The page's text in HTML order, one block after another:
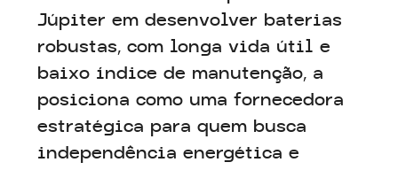
Júpiter em desenvolver baterias
robustas, com longa vida útil e
baixo índice de manutenção, a
posiciona como uma fornecedora
estratégica para quem busca
independência energética e